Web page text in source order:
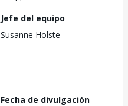
Jefe del equipo
Susanne Holste
Fecha de divulgación